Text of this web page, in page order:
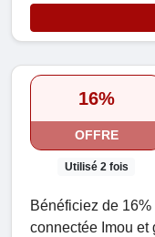
16%
OFFRE
Utilisé 2 fois
Bénéficiez de
connectée Imou et